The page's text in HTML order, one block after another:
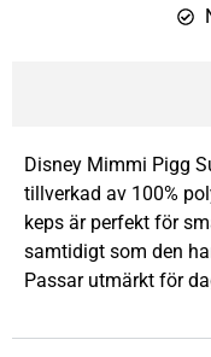
Disney Mimmi Pigg
tillverkad av 100%
keps är perfekt för
samtidigt som den
Passar utmärkt för